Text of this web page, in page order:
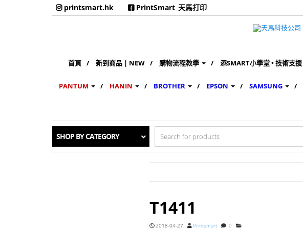
printsmart.hk PrintSmart_天馬打印
首頁 新到商品 | NEW 購物流程教學 添SMART小學堂 • 技術支援
PANTUM HANIN BROTHER EPSON SAMSUNG
SHOP BY CATEGORY
Search
for:
T1411
2018-04-27 Printsmart 0